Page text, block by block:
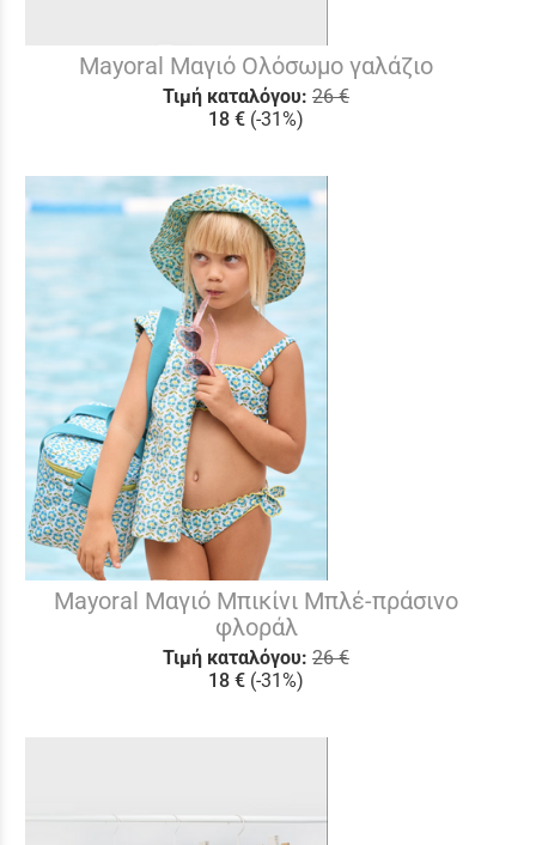
Mayoral Μαγιό Ολόσωμο γαλάζιο
Τιμή καταλόγου: 26 €
18 € (-31%)
Mayoral Μαγιό Μπικίνι Μπλέ-πράσινο
φλοράλ
Τιμή καταλόγου: 26 €
18 € (-31%)